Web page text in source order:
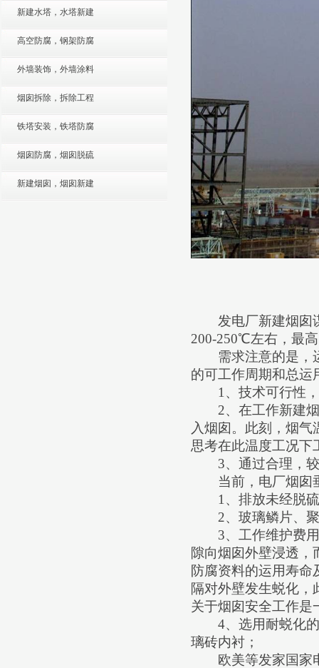
新建水塔，水塔新建
高空防腐，钢架防腐
外墙装饰，外墙涂料
烟囱拆除，拆除工程
铁塔安装，铁塔防腐
烟囱防腐，烟囱脱硫
新建烟囱，烟囱新建
发电厂新建烟囱谋
200-250℃左右，最
需求注意的是，运
的可工作周期和总运
1 、技术可行性
2、在工作新建
入烟囱。此刻，烟气
思考在此温度工况下
3、通过合理，
当前，电厂烟囱
1 、排放未经脱
2、玻璃鳞片、
3、工作维护费
隙向烟囱外壁浸透，
防腐资料的运用寿
隔对外壁发生蜕化，
关于烟囱安全工作是
4、选用耐蜕化
璃砖内衬；
欧美等发家国家电